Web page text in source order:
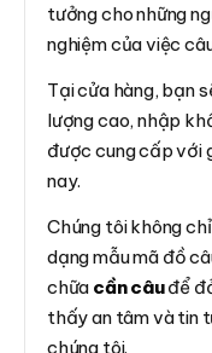
tưởng cho những
nghiệm của việc
Tại cửa hàng, bạn
lượng cao, nhập
được cung cấp với
nay.
Chúng tôi không
dạng mẫu mã đồ
chữa cần câuđể
thấy an tâm và tin
chúng tôi.